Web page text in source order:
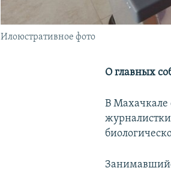
Илоюстративное фото
О главных
В Махачкале
журналистки